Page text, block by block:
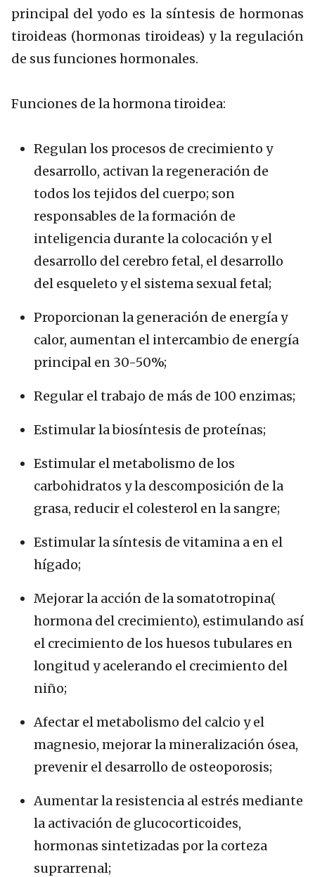
principal del yodo es la síntesis de hormonas
tiroideas (hormonas tiroideas) y la regulación
de sus funciones hormonales.
Funciones de la hormona tiroidea:
Regulan los procesos de crecimiento y
desarrollo, activan la regeneración de
todos los tejidos del cuerpo; son
responsables de la formación de
inteligencia durante la colocación y el
desarrollo del cerebro fetal, el desarrollo
del esqueleto y el sistema sexual fetal;
Proporcionan la generación de energía y
calor, aumentan el intercambio de energía
principal en 30-50%;
Regular el trabajo de más de 100 enzimas;
Estimular la biosíntesis de proteínas;
Estimular el metabolismo de los
carbohidratos y la descomposición de la
grasa, reducir el colesterol en la sangre;
Estimular la síntesis de vitamina a en el
hígado;
Mejorar la acción de la somatotropina(
hormona del crecimiento), estimulando así
el crecimiento de los huesos tubulares en
longitud y acelerando el crecimiento del
niño;
Afectar el metabolismo del calcio y el
magnesio, mejorar la mineralización ósea,
prevenir el desarrollo de osteoporosis;
Aumentar la resistencia al estrés mediante
la activación de glucocorticoides,
hormonas sintetizadas por la corteza
suprarrenal;